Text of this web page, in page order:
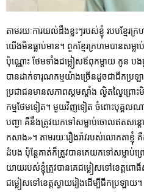
តាមរយៈការយល់ដឹងខ្លះៗរបស់ខ្ញុំ របបខ្មែ
យើងមិនធ្លាប់មាន។ ពួកខ្មែរក្រហមបានសម្ល
ប៉ុណ្ណោះ ថែមទាំងជម្លៀសឪពុកម្តាយ កូន បងប្
បានដាក់ទារុណកម្មយ៉ាងច្រើនដូចជាជីកប្
ប្រជាជនមានសភាពស្គមស្គាំង ល្ហិតល្ហៃព្រ
កម្មថែមទៀត។ មួយវិញទៀត ចំពោះបុគ្គលណ
បញ្ជា គឺនឹងត្រូវយកទៅសម្លាប់ចោលឥត
កសាង»។ តាមរយៈរឿងរ៉ាវរបស់លោកតាខ្ញុំ គឺ
ដំបង ប៉ុន្តែគាត់ក៏ត្រូវបានគេយកទៅសម្លាប់
យាយរបស់ខ្ញុំត្រូវបានគេជម្លៀសទៅខេត្តពោ
ជម្លៀសទៅខេត្តស្វាយរៀងដើម្បីជីកប្រឡា